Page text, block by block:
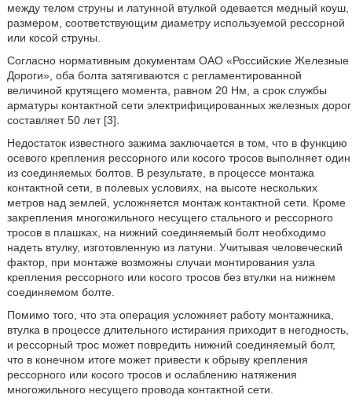
между телом струны и латунной втулкой одевается медный коуш,
размером, соответствующим диаметру используемой рессорной
или косой струны.
Согласно нормативным документам ОАО «Российские Железные
Дороги», оба болта затягиваются с регламентированной
величиной крутящего момента, равном 20 Нм, а срок службы
арматуры контактной сети электрифицированных железных дорог
составляет 50 лет [3].
Недостаток известного зажима заключается в том, что в функцию
осевого крепления рессорного или косого тросов выполняет один
из соединяемых болтов. В результате, в процессе монтажа
контактной сети, в полевых условиях, на высоте нескольких
метров над землей, усложняется монтаж контактной сети. Кроме
закрепления многожильного несущего стального и рессорного
тросов в плашках, на нижний соединяемый болт необходимо
надеть втулку, изготовленную из латуни. Учитывая человеческий
фактор, при монтаже возможны случаи монтирования узла
крепления рессорного или косого тросов без втулки на нижнем
соединяемом болте.
Помимо того, что эта операция усложняет работу монтажника,
втулка в процессе длительного истирания приходит в негодность,
и рессорный трос может повредить нижний соединяемый болт,
что в конечном итоге может привести к обрыву крепления
рессорного или косого тросов и ослаблению натяжения
многожильного несущего провода контактной сети.